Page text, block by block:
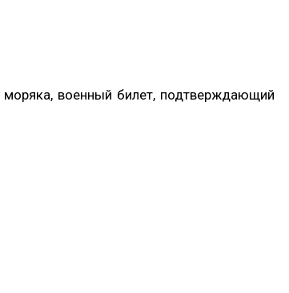
моряка, военный билет, подтверждающий